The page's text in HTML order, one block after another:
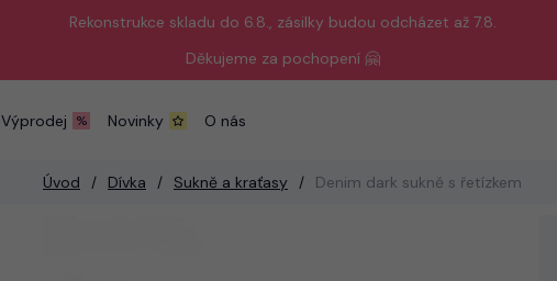
Rekonstrukce skladu do 6.8., zásilky budou odcházet až 7.8.
Děkujeme za pochopení 🤗
Výprodej Novinky O nás
Úvod Dívka Sukně a kraťasy Denim dark sukně s řetízkem